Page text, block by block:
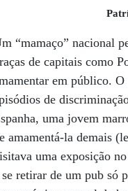
“mamaço” nacional
de capitais como
em público.
de
uma jovem
amamentá-la demais
uma exposição
se retirar de um pub só